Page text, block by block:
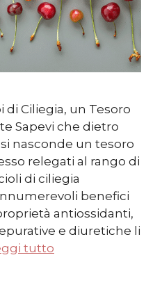
di Ciliegia, un Tesoro
Sapevi che dietro
nasconde un tesoro
relegati al rango di
di ciliegia
benefici
antiossidanti,
e diuretiche li
tutto